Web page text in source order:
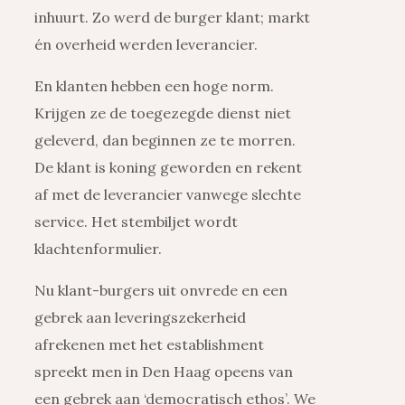
inhuurt. Zo werd de burger klant; markt
én overheid werden leverancier.
En klanten hebben een hoge norm.
Krijgen ze de toegezegde dienst niet
geleverd, dan beginnen ze te morren.
De klant is koning geworden en rekent
af met de leverancier vanwege slechte
service. Het stembiljet wordt
klachtenformulier.
Nu klant-burgers uit onvrede en een
gebrek aan leveringszekerheid
afrekenen met het establishment
spreekt men in Den Haag opeens van
een gebrek aan ‘democratisch ethos’. We